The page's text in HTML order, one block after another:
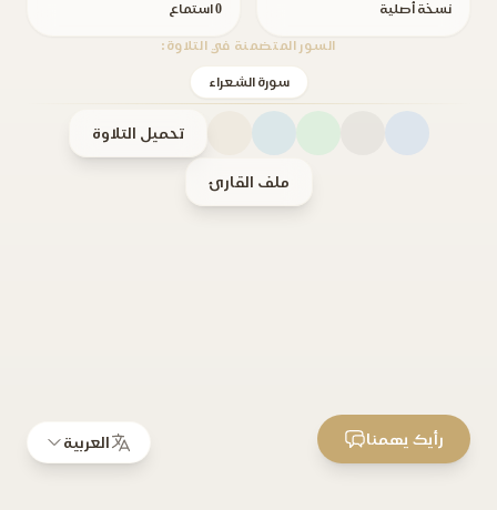
نسخة أصلية 0 استماع
السور المتضمنة في التلاوة:
سورة الشعراء
تحميل التلاوة
ملف القارئ
العربية رأيك يهمنا